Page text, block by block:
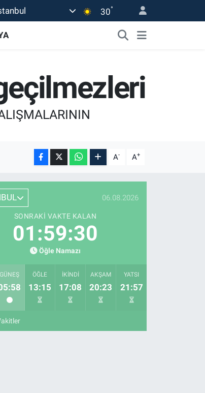
30°
A- A+
06.08.2026
SONRAKI VAKTE KALAN
01:59:29
Öğle Namazı
GÜNEŞ ÖĞLE
13:15
İKINDI
17:08
AKŞAM
20:23
YATSI
21:57